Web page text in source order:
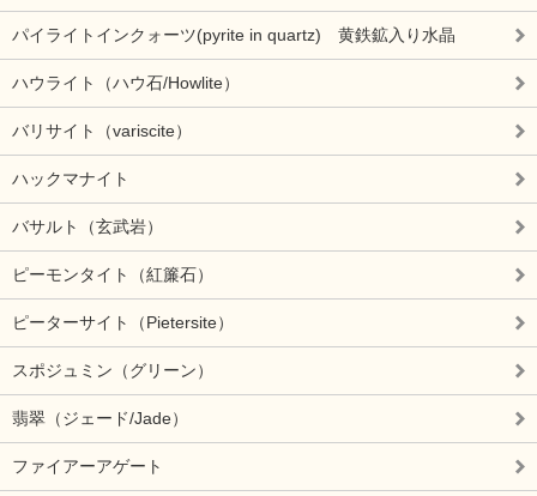
パイライトインクォーツ(pyrite in quartz) 黄鉄鉱入り水晶
ハウライト（ハウ石/Howlite）
バリサイト（variscite）
ハックマナイト
バサルト（玄武岩）
ピーモンタイト（紅簾石）
ピーターサイト（Pietersite）
スポジュミン（グリーン）
翡翠（ジェード/Jade）
ファイアーアゲート